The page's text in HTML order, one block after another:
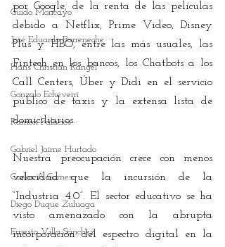
Guido Moncayo
José Eduardo Barreneche
Hans Christian Rangel
Gonzalo Echeverri
Ramón Palacios
Gabriel Jaime Hurtado
Carlos A Gomes
Diego Duque Zuluaga
Ernesto Villa Sánchez
por Google, de la renta de las películas
debido a Netflix, Prime Video, Disney
Plus y HBO, entre las más usuales, las
Fintech en los bancos, los Chatbots a los
Call Centers, Úber y Didi en el servicio
público de taxis y la extensa lista de
domiciliarios.
Nuestra preocupación crece con menos
velocidad que la incursión de la
“Industria 4.0”. El sector educativo se ha
visto amenazado con la abrupta
incorporación del espectro digital en la